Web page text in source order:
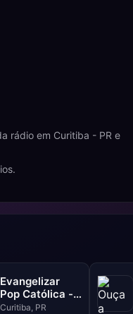
rádio em Curitiba - PR e
Evangelizar
Pop Católica -
99.5 FM
Curitiba, PR